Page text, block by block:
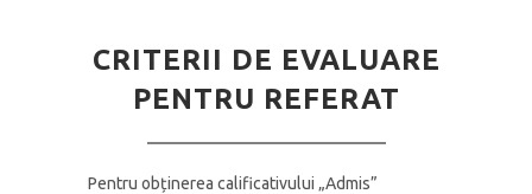
CRITERII DE EVALUARE
PENTRU REFERAT
Pentru obținerea calificativului „Admis”